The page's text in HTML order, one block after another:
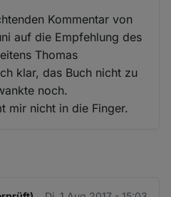
Kommentar von
auf die Empfehlung des
Thomas
klar, das Buch nicht zu
noch.
mir nicht in die Finger.